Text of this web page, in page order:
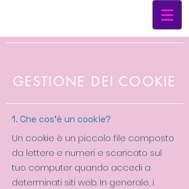
GESTIONE DEI COOKIE
1. Che cos'è un cookie?
Un cookie è un piccolo file composto
da lettere e numeri e scaricato sul
tuo computer quando accedi a
determinati siti web. In generale, i